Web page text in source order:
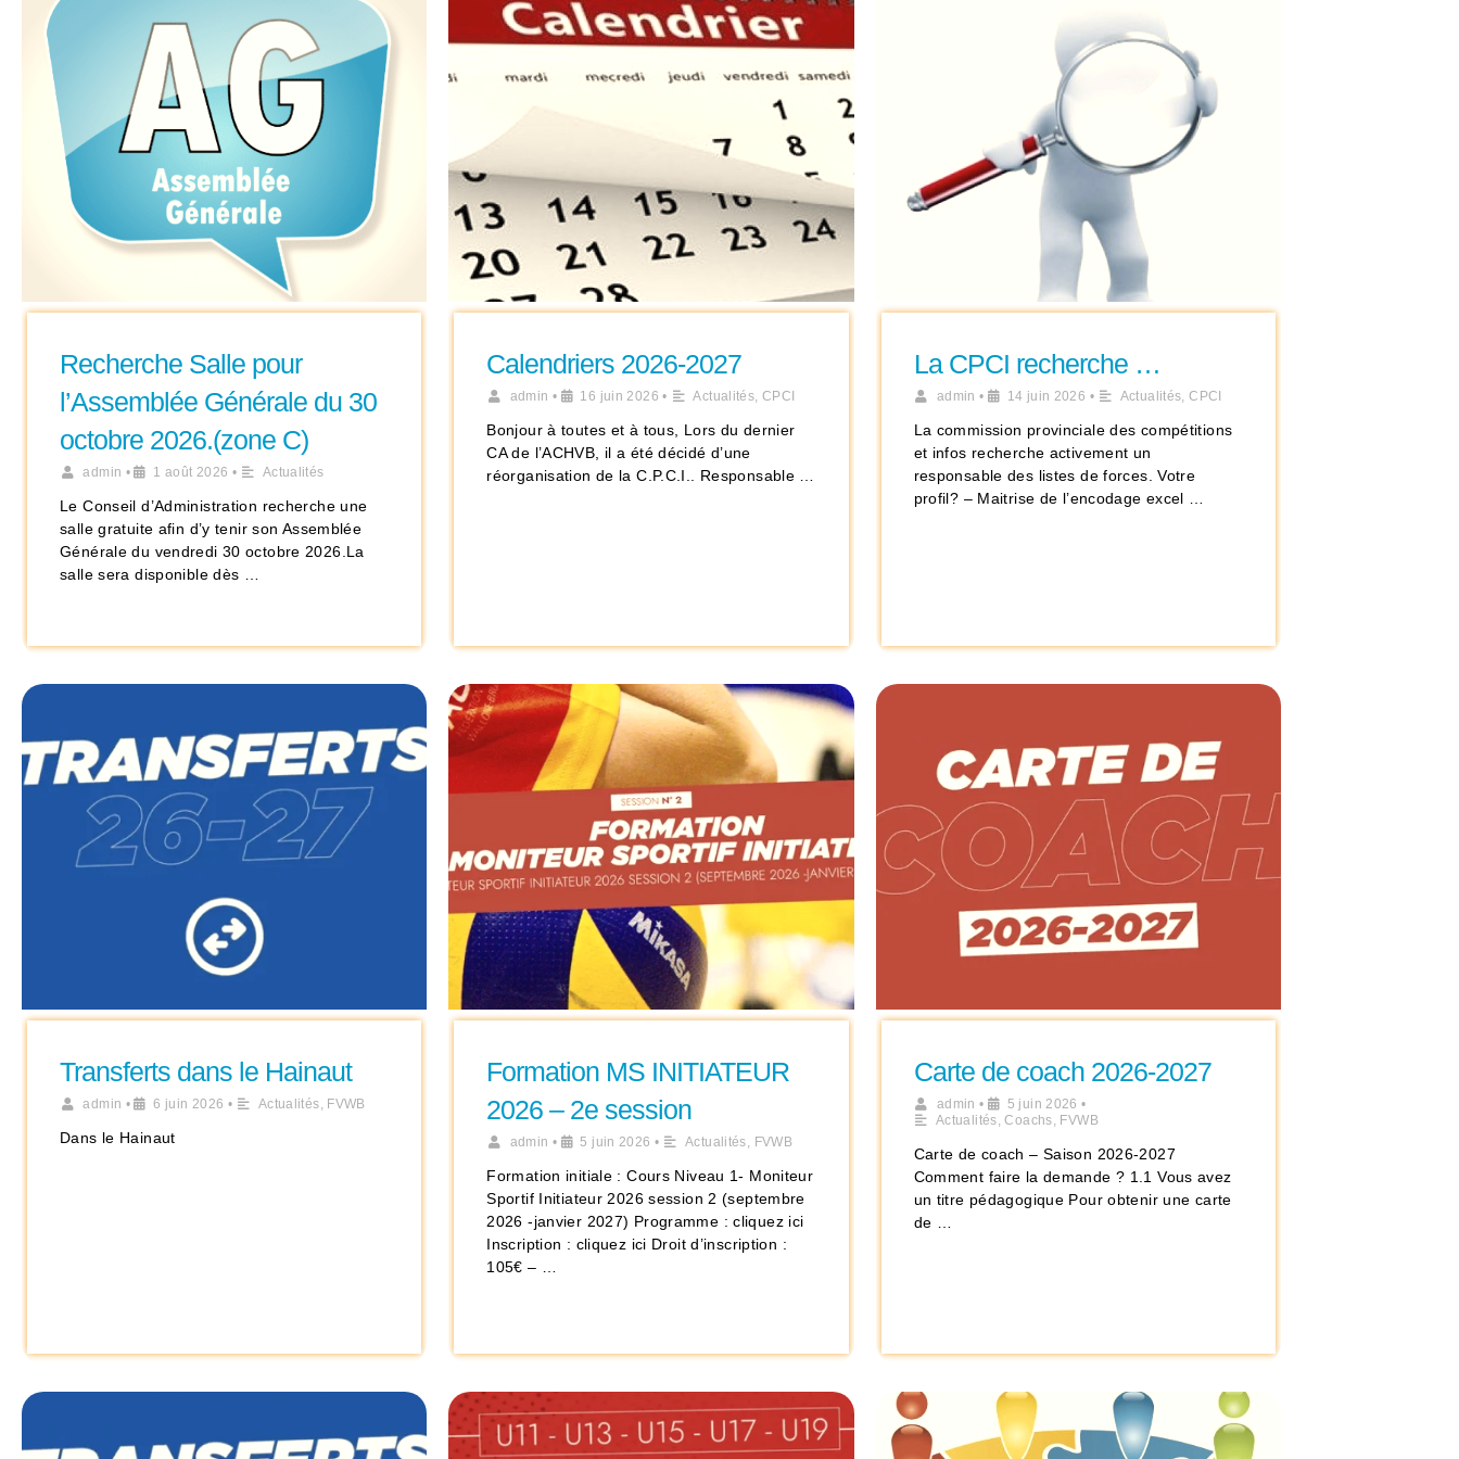
Recherche Salle pour
l’Assemblée Générale du 30
octobre 2026.(zone C)
admin • 1 août 2026 • Actualités
Le Conseil d’Administration recherche une
salle gratuite afin d’y tenir son Assemblée
Générale du vendredi 30 octobre 2026.La
salle sera disponible dès …
Calendriers 2026-2027
admin • 16 juin 2026 • Actualités, CPCI
Bonjour à toutes et à tous, Lors du dernier
CA de l’ACHVB, il a été décidé d’une
réorganisation de la C.P.C.I.. Responsable …
La CPCI recherche …
admin • 14 juin 2026 • Actualités,CPCI
La commission provinciale des compétitions
et infos recherche activement un
responsable des listes de forces. Votre
profil? – Maitrise de l’encodage excel …
Transferts dans le Hainaut
admin • 6 juin 2026 • Actualités, FVWB
Dans le Hainaut
Formation MS INITIATEUR
2026 – 2e session
admin • 5 juin 2026 • Actualités, FVWB
Formation initiale : Cours Niveau 1- Moniteur
Sportif Initiateur 2026 session 2 (septembre
2026 -janvier 2027) Programme : cliquez ici
Inscription : cliquez ici Droit d’inscription :
105€ – …
Carte de coach 2026-2027
admin • 5 juin 2026 •
Actualités,Coachs, FVWB
Carte de coach – Saison 2026-2027
Comment faire la demande ? 1.1 Vous avez
un titre pédagogique Pour obtenir une carte
de …